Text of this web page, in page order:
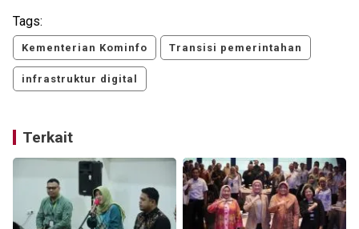
Tags:
Kementerian Kominfo Transisi pemerintahan
infrastruktur digital
Terkait